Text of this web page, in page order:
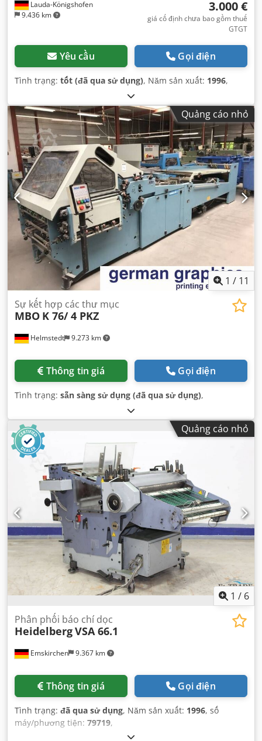
Lauda-Königshofen
9.436 km
3.000 €
giá cố định chưa bao gồm thuế
GTGT
Yêu cầu Gọi điện
Tình trạng: tốt (đã qua sử dụng), Năm sản xuất: 1996,
Quảng cáo nhỏ
1 / 11
Helmstedt 9.273 km
Sự kết hợp các thư mục
MBO K 76/ 4 PKZ
Thông tin giá Gọi điện
Tình trạng: sẵn sàng sử dụng (đã qua sử dụng),
Quảng cáo nhỏ
1 / 6
Emskirchen 9.367 km
Phân phối báo chí dọc
HeidelbergVSA 66.1
Thông tin giá Gọi điện
Tình trạng: đã qua sử dụng, Năm sản xuất: 1996, số
máy/phương tiện: 79719,